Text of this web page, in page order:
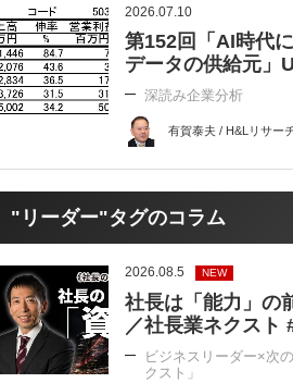
2026.07.10
第152回「AI時代
データの供給元」
深読み企業分析
有賀泰夫 / H&Lリサー
"リーダー"タグのコラム
2026.08.5 NEW
社長は「能力」の
／社長業ネクスト
ビジネスリーダー×次
クスト」